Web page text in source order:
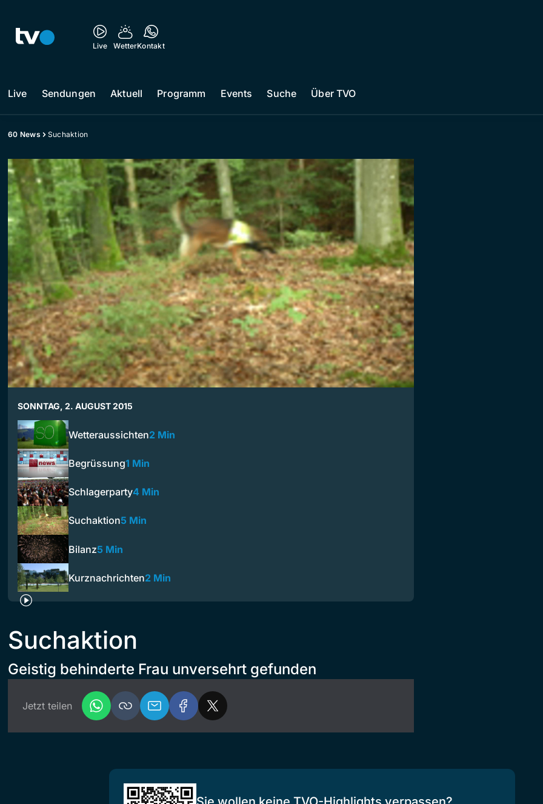
Live WetterKontakt
Live Sendungen Aktuell Programm Events Suche Über TVO
60 News Suchaktion
SONNTAG, 2. AUGUST 2015
Wetteraussichten2 Min
Begrüssung1 Min
Schlagerparty4 Min
Suchaktion5 Min
Bilanz5 Min
Kurznachrichten2 Min
Suchaktion
Geistig behinderte Frau unversehrt gefunden
Jetzt teilen